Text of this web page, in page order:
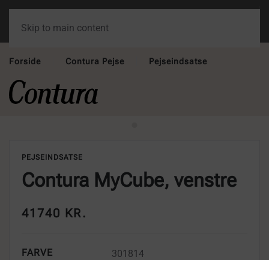
Skip to main content
Forside Contura Pejse Pejseindsatse
PEJSEINDSATSE
Contura MyCube, venstre
41740 KR.
FARVE 301814